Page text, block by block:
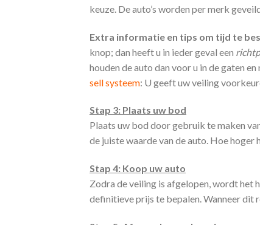
keuze. De auto’s worden per merk
Extra informatie en tips om tijd te
knop; dan heeft u in ieder geval een
houden de auto dan voor u in de gaten
sell systeem: U geeft uw veiling
Stap 3: Plaats uw bod
Plaats uw bod door gebruik te maken
de juiste waarde van de auto. Hoe hoger
Stap 4: Koop uw auto
Zodra de veiling is afgelopen, wordt het
definitieve prijs te bepalen. Wanneer dit